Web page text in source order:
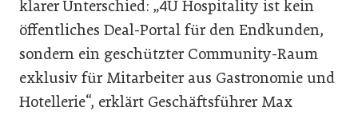
klarer Unterschied: „4U Hospitality ist kein
öffentliches Deal-Portal für den Endkunden,
sondern ein geschützter Community-Raum
exklusiv für Mitarbeiter aus Gastronomie und
Hotellerie“, erklärt Geschäftsführer Max